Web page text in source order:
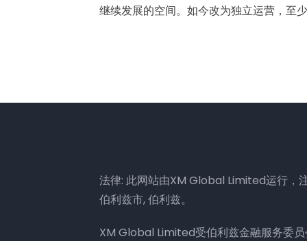
继续发展的空间。如今改为独立运营，至
法律: 此网站由XM Global Limited运行
伯利兹市, 伯利兹。
XM Global Limited受伯利兹金融服务委